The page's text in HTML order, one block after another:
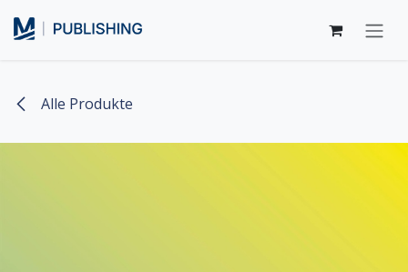
Alle Produkte